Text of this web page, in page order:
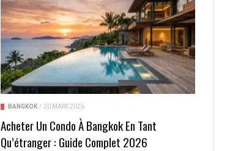
BANGKOK / 20 MARS 2026
Acheter Un Condo À Bangkok En Tant
Qu’étranger : Guide Complet 2026